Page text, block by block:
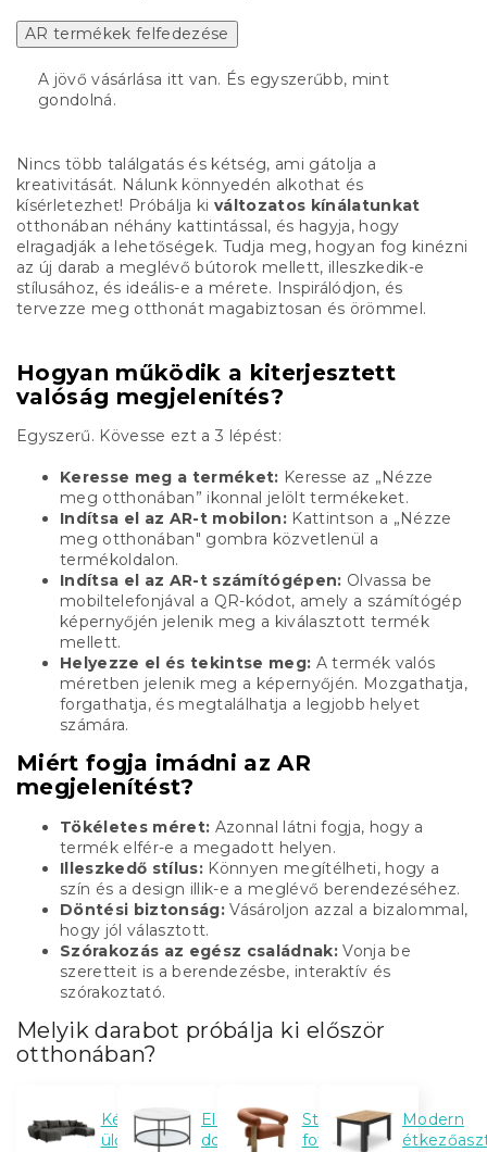
AR termékek felfedezése
A jövő vásárlása itt van. És egyszerűbb, mint
gondolná.
Nincs több találgatás és kétség, ami gátolja a
kreativitását. Nálunk könnyedén alkothat és
kísérletezhet! Próbálja ki változatos kínálatunkat
otthonában néhány kattintással, és hagyja, hogy
elragadják a lehetőségek. Tudja meg, hogyan fog kinézni
az új darab a meglévő bútorok mellett, illeszkedik-e
stílusához, és ideális-e a mérete. Inspirálódjon, és
tervezze meg otthonát magabiztosan és örömmel.
Hogyan működik a kiterjesztett
valóság megjelenítés?
Egyszerű. Kövesse ezt a 3 lépést:
Keresse meg a terméket: Keresse az „Nézze
meg otthonában” ikonnal jelölt termékeket.
Indítsa el az AR-t mobilon: Kattintson a „Nézze
meg otthonában" gombra közvetlenül a
termékoldalon.
Indítsa el az AR-t számítógépen: Olvassa be
mobiltelefonjával a QR-kódot, amely a számítógép
képernyőjén jelenik meg a kiválasztott termék
mellett.
Helyezze el és tekintse meg: A termék valós
méretben jelenik meg a képernyőjén. Mozgathatja,
forgathatja, és megtalálhatja a legjobb helyet
számára.
Miért fogja imádni az AR
megjelenítést?
Tökéletes méret: Azonnal látni fogja, hogy a
termék elfér-e a megadott helyen.
Illeszkedő stílus: Könnyen megítélheti, hogy a
szín és a design illik-e a meglévő berendezéséhez.
Döntési biztonság: Vásároljon azzal a bizalommal,
hogy jól választott.
Szórakozás az egész családnak: Vonja be
szeretteit is a berendezésbe, interaktív és
szórakoztató.
Melyik darabot próbálja ki először
otthonában?
Kényelmes
ülőgarnitúrák
Elegáns
dohányzóasztalok
Stílusos
fotelek
Modern